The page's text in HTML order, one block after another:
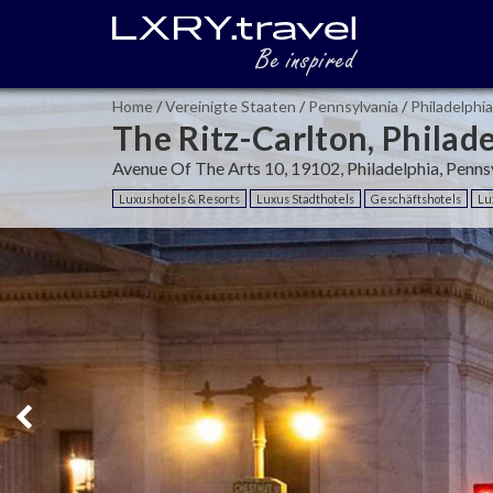
Home/Vereinigte Staaten / Pennsylvania / Philadelphia
The Ritz-Carlton,
Avenue Of The Arts 10, 19102, Philadelphia,
Luxushotels & Resorts Luxus Stadthotels Geschäftshotels